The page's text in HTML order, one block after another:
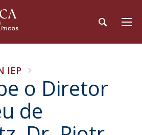
IEP
o Diretor
de